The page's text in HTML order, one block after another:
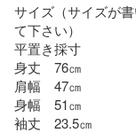
サイズ（サイズが
て下さい）
平置き採寸
身丈　76㎝
肩幅　47㎝
身幅　51㎝
袖丈　23.5㎝